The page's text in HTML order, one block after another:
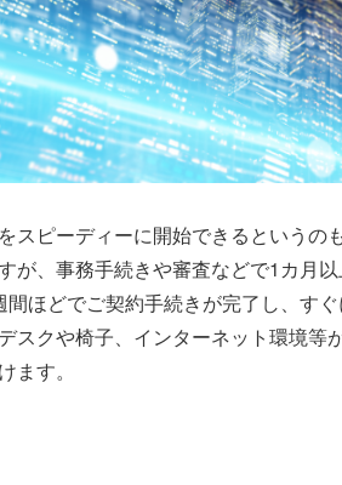
スピーディーに開始できるという
が、事務手続きや審査などで1カ月
間ほどでご契約手続きが完了し、す
スクや椅子、インターネット環境
ます。